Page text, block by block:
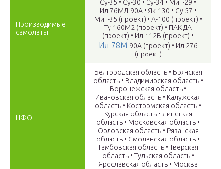
Производимые
самолёты
Су-35 • Су-30 • Су-34 • МиГ-29 •
Ил-76МД-90А • Як-130 • Су-57 •
МиГ-35 (проект) • А-100 (проект) •
Ту-160М2 (проект) • ПАК ДА
(проект) • Ил-112В (проект) •
Ил-78М-90А (проект) • Ил-276
(проект)
ЦФО
Белгородская область • Брянская
область • Владимирская область •
Воронежская область •
Ивановская область • Калужская
область • Костромская область •
Курская область • Липецкая
область • Московская область •
Орловская область • Рязанская
область • Смоленская область •
Тамбовская область • Тверская
область • Тульская область •
Ярославская область • Москва